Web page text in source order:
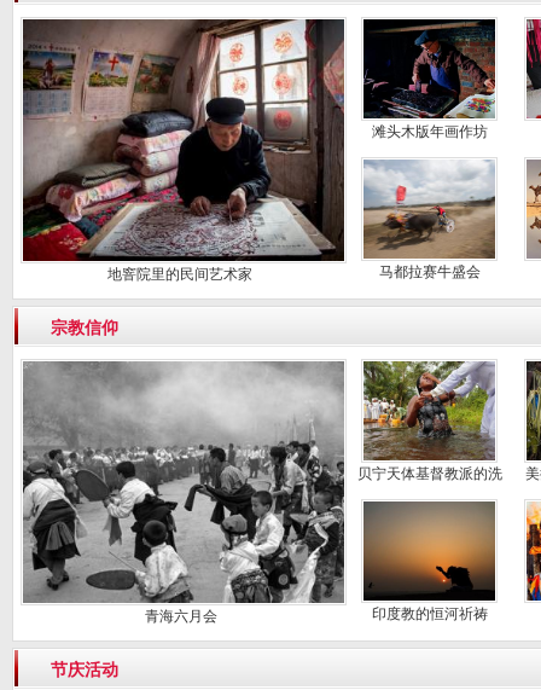
地窨院里的民间艺术家
滩头木版年画作坊
马都拉赛牛盛会
宗教信仰
青海六月会
贝宁天体基督教派的洗
礼
印度教的恒河祈祷
节庆活动